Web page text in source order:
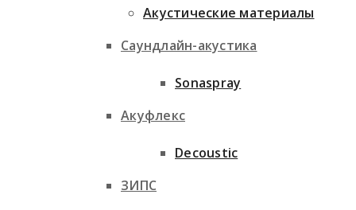
Саундлайн-акустика
Акуфлекс
ЗИПС
Акустические материалы
Sonaspray
Decoustic